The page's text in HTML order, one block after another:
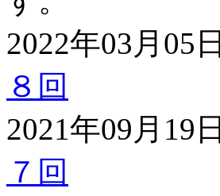
2022年03月05日
８回
2021年09月19日
７回